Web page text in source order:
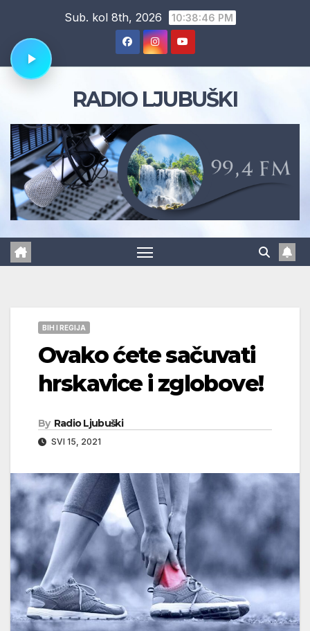
content
Sub. kol 8th, 2026 10:38:47 PM
RADIO LJUBUŠKI
BIH I REGIJA
Ovako ćete sačuvati
hrskavice i zglobove!
By Radio Ljubuški
SVI 15, 2021